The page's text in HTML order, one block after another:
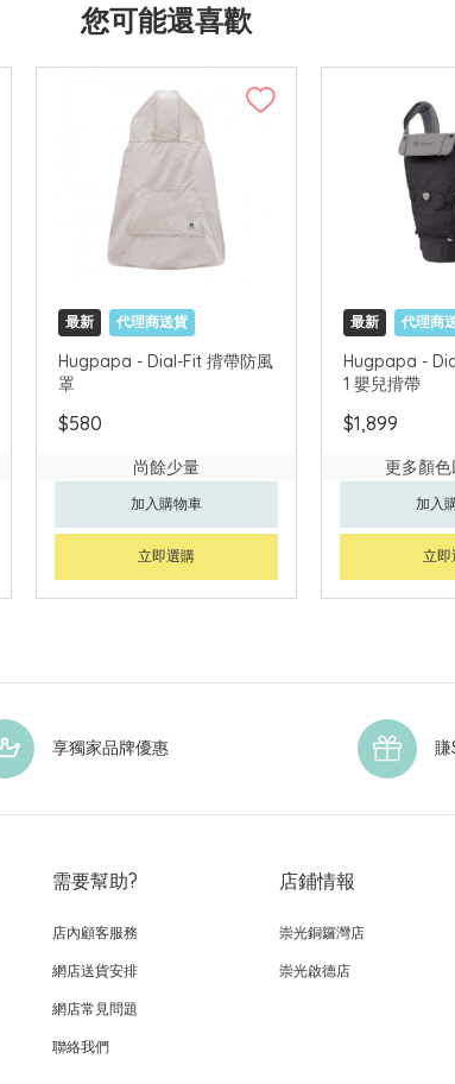
您可能還喜歡
最新 代理商送貨
Hugpapa - Dial-Fit 揹帶防風
罩
$580
尚餘少量
加入購物車
立即選購
最新 代理商
Hugpapa -
1 嬰兒揹帶
$1,899
更多顏
加入
立即
享獨家品牌優惠 賺
需要幫助?
店內顧客服務
網店送貨安排
網店常見問題
聯絡我們
店鋪情報
崇光銅鑼灣店
崇光啟德店